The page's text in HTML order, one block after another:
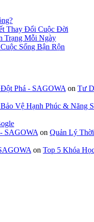
Thay Đổi Cuộc Đời
Trạng Mỗi Ngày
Sống Bận Rộn
Phá - SAGOWA on Tư
Vệ Hạnh Phúc & Năng
SAGOWA on Quản Lý
on Top 5 Khóa